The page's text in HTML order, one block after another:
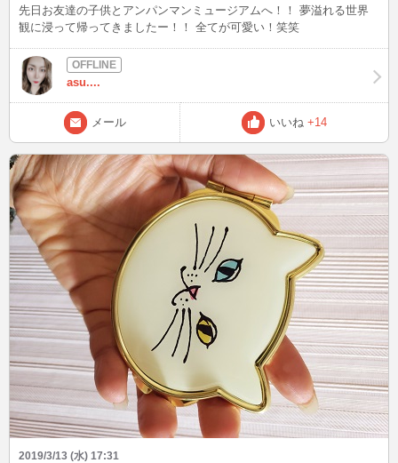
先日お友達の子供とアンパンマンミュージアムへ！！ 夢溢れる世界
観に浸って帰ってきましたー！！ 全てが可愛い！笑笑
asu....
メール いいね +14
2019/3/13 (水) 17:31